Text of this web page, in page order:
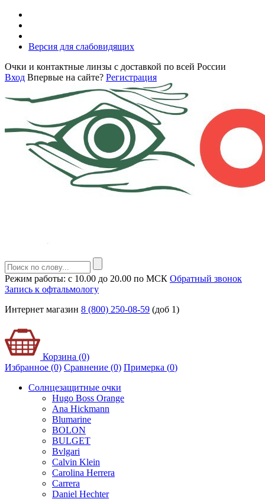
Версия для слабовидящих
Очки и контактные линзы с доставкой по всей России
Вход Впервые на сайте? Регистрация
Режим работы: с 10.00 до 20.00 по МСК Обратный звонок
Запись к офтальмологу
Интернет магазин 8 (800) 250-08-59 (доб 1)
Корзина (0)
Избранное (0) Сравнение (0) Примерка (0)
Солнцезащитные очки
Hugo Boss Orange
Ana Hickmann
Blumarine
BOLON
BULGET
Bvlgari
Calvin Klein
Carolina Herrera
Carrera
Daniel Hechter